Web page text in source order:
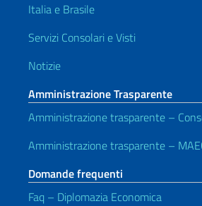
Italia e Brasile
Servizi Consolari e Visti
Notizie
Amministrazione Trasparente
Amministrazione trasparente –
Amministrazione trasparente –
Domande frequenti
Faq – Diplomazia Economica